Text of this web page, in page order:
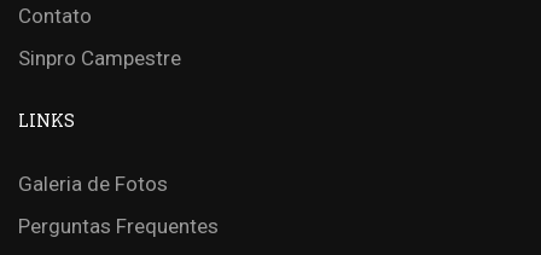
Contato
Sinpro Campestre
LINKS
Galeria de Fotos
Perguntas Frequentes